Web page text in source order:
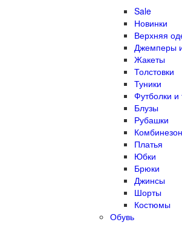
Sale
Новинки
Верхняя
Джемперы
Жакеты
Толстовки
Туники
Футболки и
Блузы
Рубашки
Платья
Юбки
Брюки
Джинсы
Шорты
Костюмы
Обувь